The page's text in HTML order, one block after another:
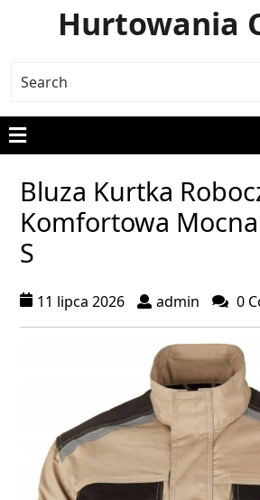
Hurtowania
Bluza Kurtka
Komfortowa
S
11 lipca 2026 admin 0